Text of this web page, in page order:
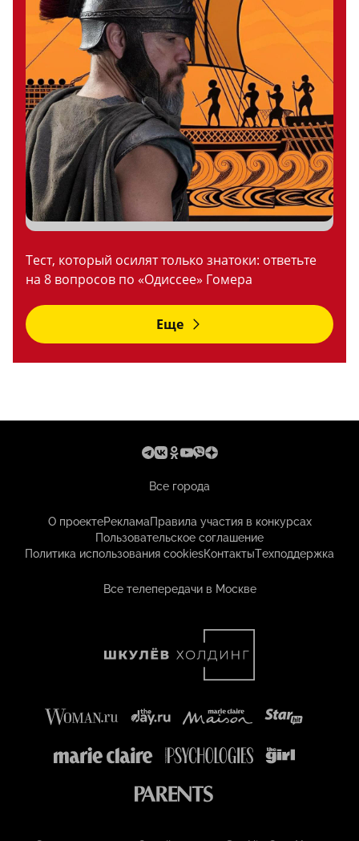
Тест, который осилят только знатоки: ответьте
на 8 вопросов по «Одиссее» Гомера
Еще
Все города
О проектеРекламаПравила участия в конкурсах
Пользовательское соглашение
Политика использования cookiesКонтактыТехподдержка
Все телепередачи в Москве